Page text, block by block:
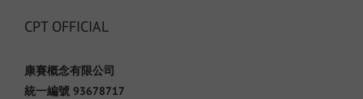
CPT OFFICIAL
康賽概念有限公司
統一編號 93678717